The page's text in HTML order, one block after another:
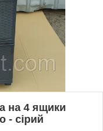
на 4 ящики
- сірий